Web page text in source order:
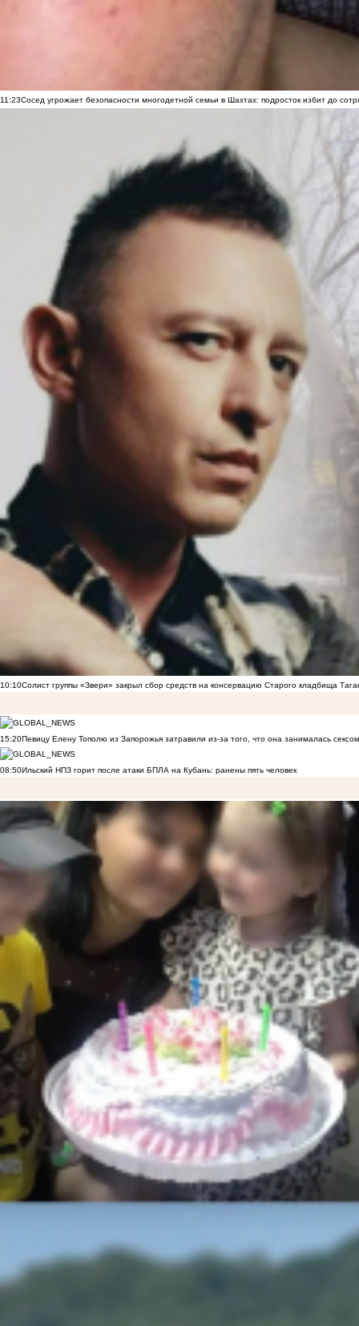
11:23Сосед угрожает безопасности многодетной семьи в Шахтах: подросток избит до
10:10Солист группы «Звери» закрыл сбор средств на консервацию Старого кладбища
15:20Певицу Елену Тополю из Запорожья затравили из-за того, что она занималась
08:50Ильский НПЗ горит после атаки БПЛА на Кубань: ранены пять человек